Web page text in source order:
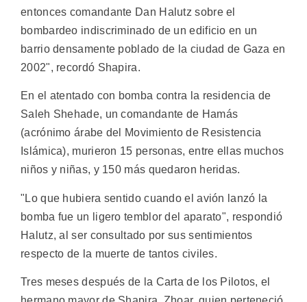
entonces comandante Dan Halutz sobre el
bombardeo indiscriminado de un edificio en un
barrio densamente poblado de la ciudad de Gaza en
2002", recordó Shapira.
En el atentado con bomba contra la residencia de
Saleh Shehade, un comandante de Hamás
(acrónimo árabe del Movimiento de Resistencia
Islámica), murieron 15 personas, entre ellas muchos
niños y niñas, y 150 más quedaron heridas.
"Lo que hubiera sentido cuando el avión lanzó la
bomba fue un ligero temblor del aparato", respondió
Halutz, al ser consultado por sus sentimientos
respecto de la muerte de tantos civiles.
Tres meses después de la Carta de los Pilotos, el